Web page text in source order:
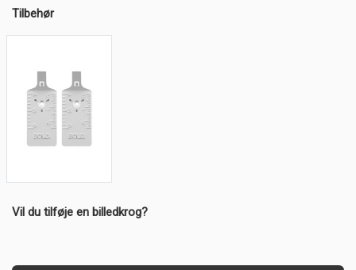
Tilbehør
Vil du tilføje en billedkrog?